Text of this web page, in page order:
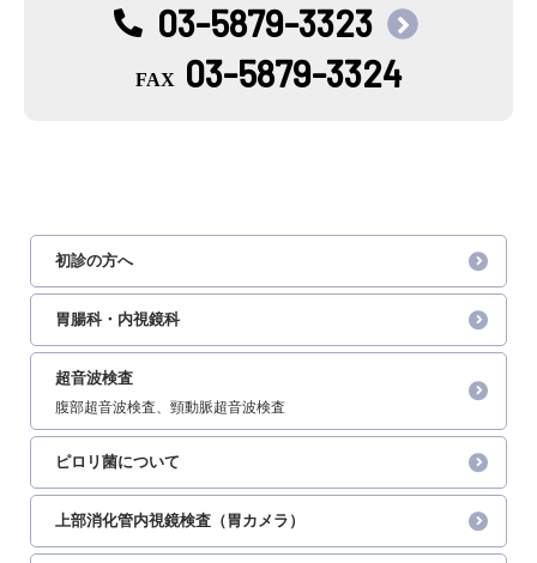
03-5879-3323
03-5879-3324
初診の方へ
胃腸科・内視鏡科
超音波検査
腹部超音波検査、頸動脈超音波検査
ピロリ菌について
上部消化管内視鏡検査（胃カメラ）